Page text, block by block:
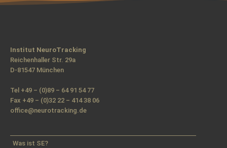
Institut NeuroTracking
Reichenhaller Str. 29a
D-81547 München
Tel +49 – (0)89 – 64 91 54 77
Fax +49 – (0)32 22 – 414 38 06
office@neurotracking.de
Was ist SE?